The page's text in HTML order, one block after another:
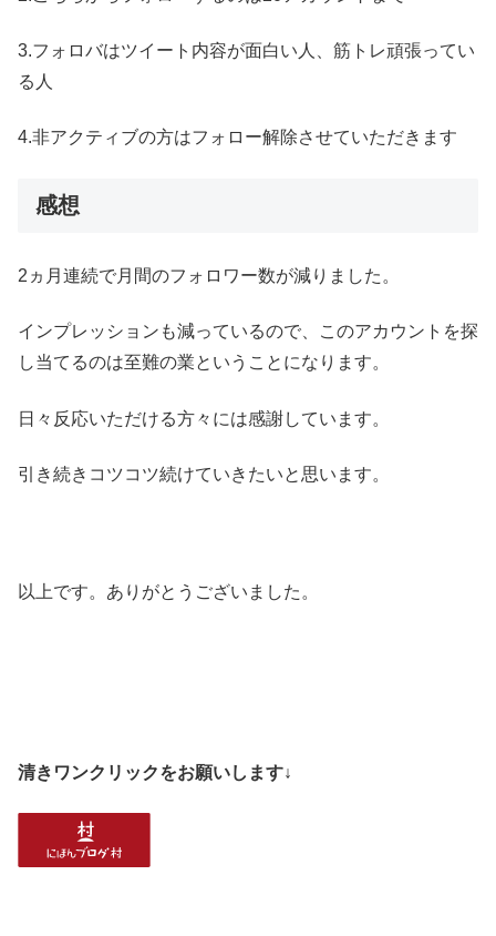
3.フォロバはツイート内容が面白い人、筋トレ頑張ってい
る人
4.非アクティブの方はフォロー解除させていただきます
感想
2ヵ月連続で月間のフォロワー数が減りました。
インプレッションも減っているので、このアカウントを探
し当てるのは至難の業ということになります。
日々反応いただける方々には感謝しています。
引き続きコツコツ続けていきたいと思います。
以上です。ありがとうございました。
清きワンクリックをお願いします↓